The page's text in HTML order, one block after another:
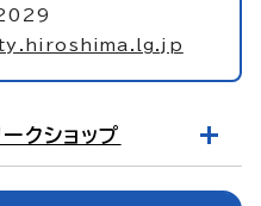
2029
クショップ